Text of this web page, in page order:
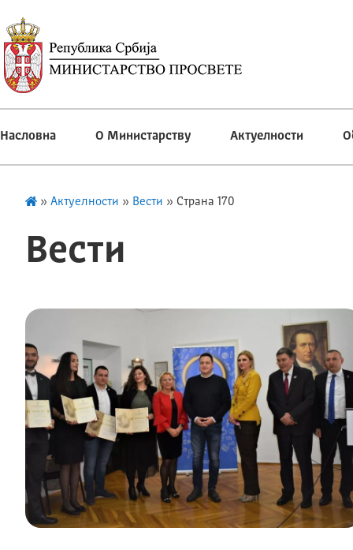
Насловна О Министарству Актуелности
» Актуелности » Вести » Страна 170
Вести